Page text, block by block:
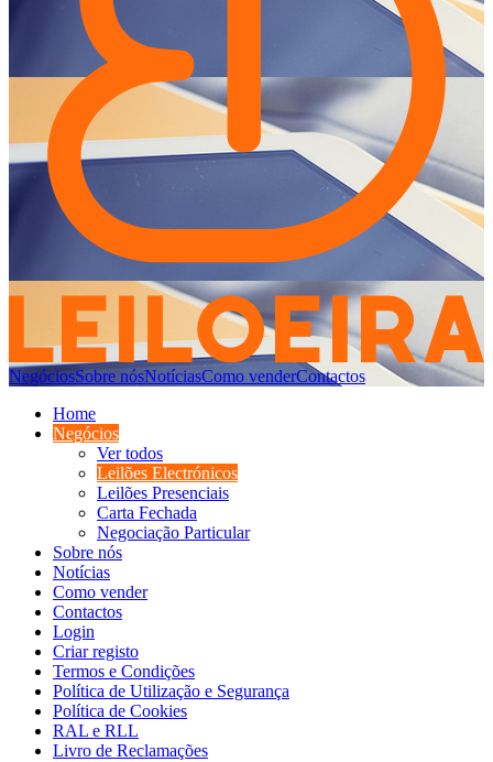
NegóciosSobre nósNotíciasComo venderContactos
Home
Negócios
Ver todos
Leilões Electrónicos
Leilões Presenciais
Carta Fechada
Negociação Particular
Sobre nós
Notícias
Como vender
Contactos
Login
Criar registo
Termos e Condições
Política de Utilização e Segurança
Política de Cookies
RAL e RLL
Livro de Reclamações